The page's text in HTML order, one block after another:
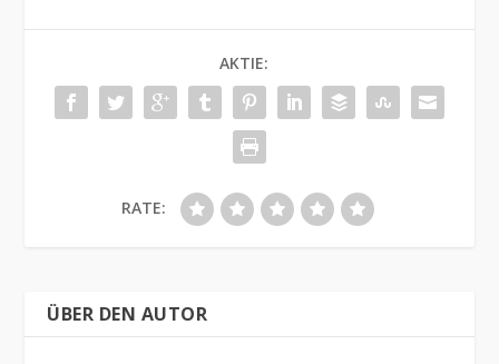
AKTIE:
RATE:
ÜBER DEN AUTOR